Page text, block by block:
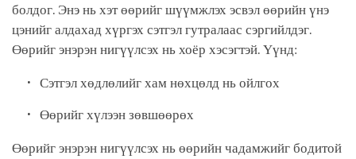
болдог. Энэ нь хэт өөрийг шүүмжлэх эсвэл өөрийн үнэ
цэнийг алдахад хүргэх сэтгэл гутралаас сэргийлдэг.
Өөрийг энэрэн нигүүлсэх нь хоёр хэсэгтэй. Үүнд:
Сэтгэл хөдлөлийг хам нөхцөлд нь ойлгох
Өөрийг хүлээн зөвшөөрөх
Өөрийг энэрэн нигүүлсэх нь өөрийн чадамжийг бодитой